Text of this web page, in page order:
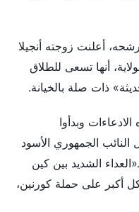
أعلنت زوجته أنجيلا
أنها تسعى للطلاق
ذات صلة بالخيانة.
وبدأوا
الجمهوري الأسود
الشديد بين كين
أكبر على حملة كورنين،